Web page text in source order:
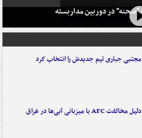
مجتبی جباری تیم جدیدش را انتخاب کرد
دلیل مخالفت AFC با میزبانی آبی‌ها در عراق